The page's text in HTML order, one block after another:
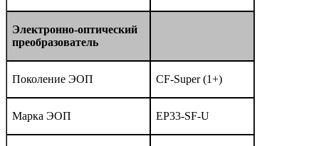
Электронно-оптический
преобразователь
Поколение ЭОП CF-Super (1+)
Марка ЭОП EP33-SF-U